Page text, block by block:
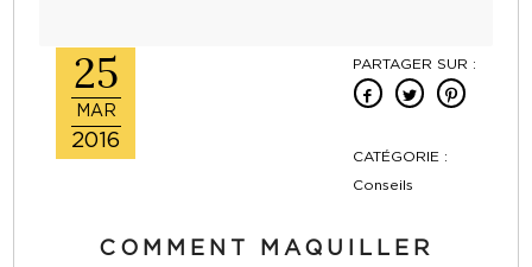
25
MAR
2016
PARTAGER SUR :
CATÉGORIE :
Conseils
COMMENT MAQUILLER